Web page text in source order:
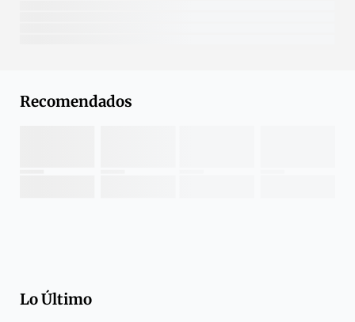
Recomendados
Lo Último